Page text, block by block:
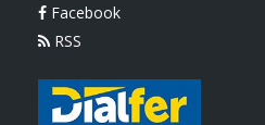
Facebook
RSS